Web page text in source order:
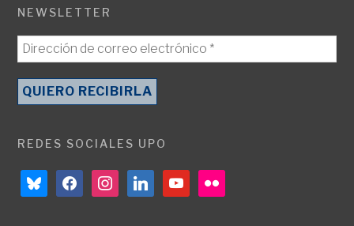
NEWSLETTER
REDES SOCIALES UPO
blueskyfacebookinstagramlinkedinyoutubeflickr